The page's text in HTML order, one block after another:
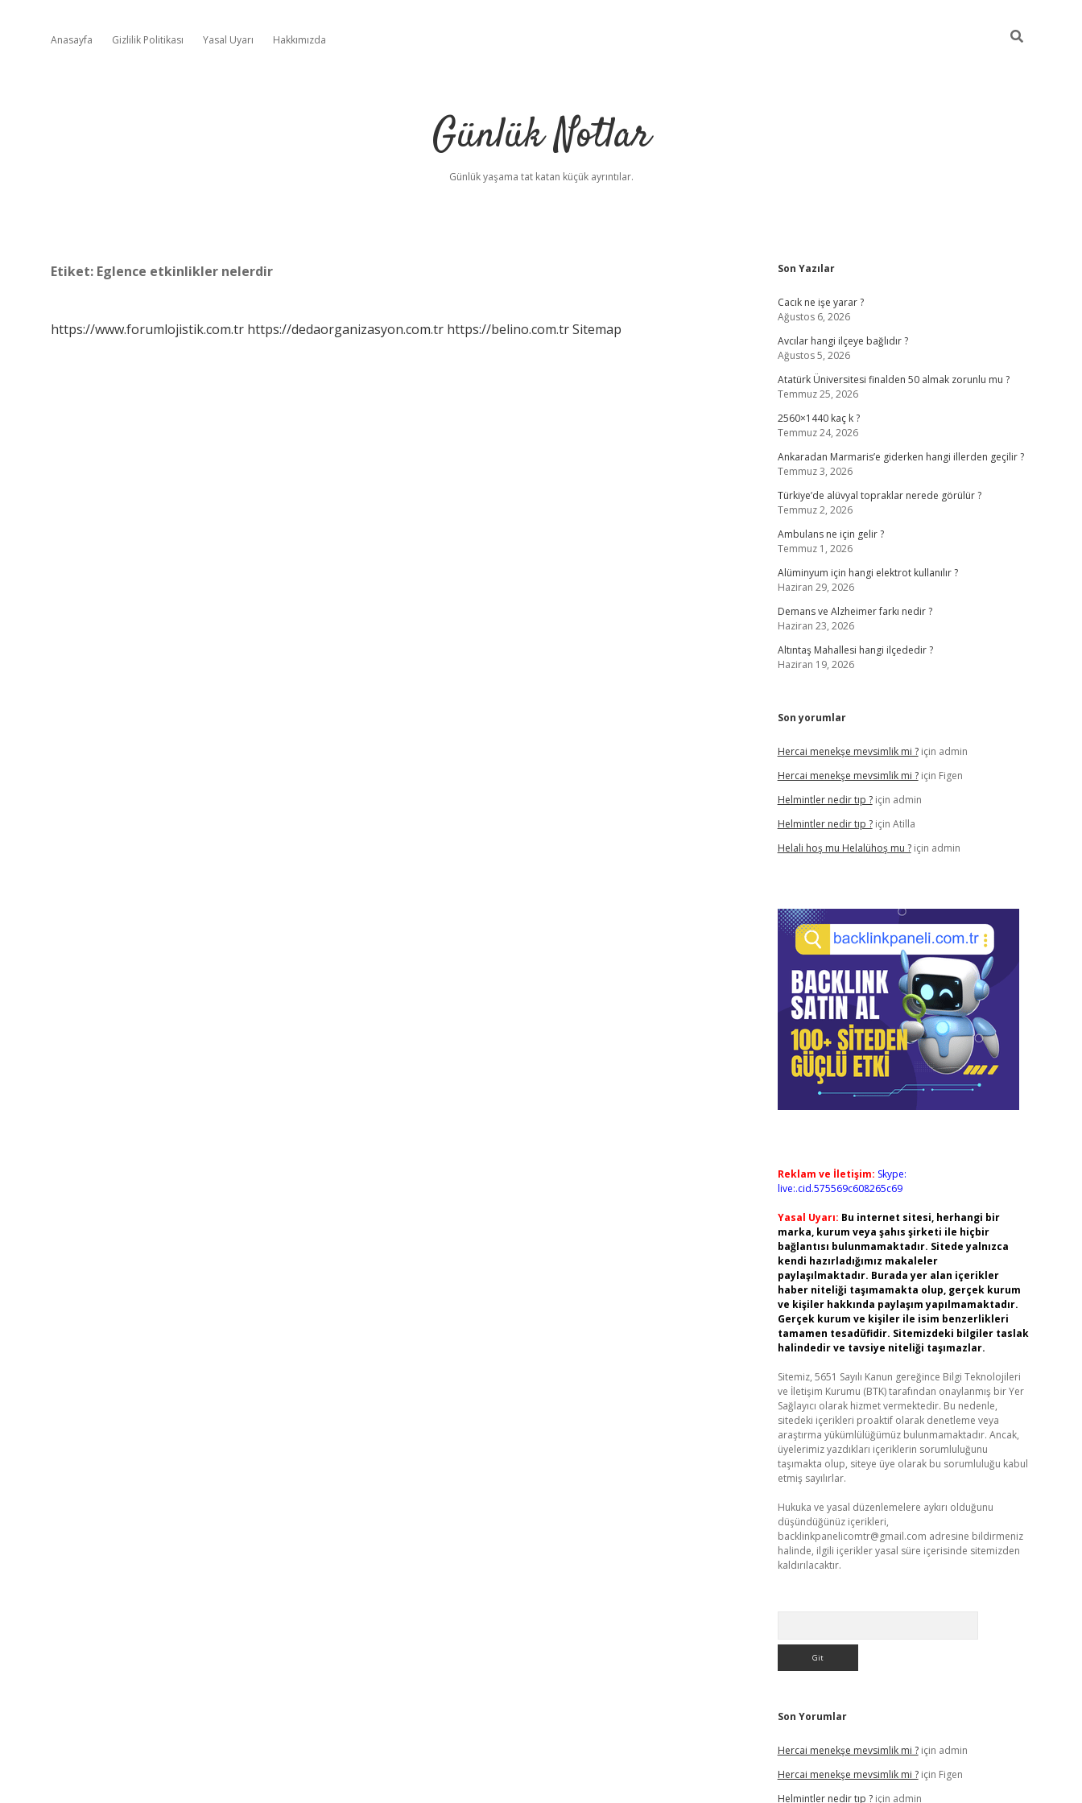
Anasayfa Gizlilik Politikası Yasal Uyarı Hakkımızda
Günlük Notlar
Günlük yaşama tat katan küçük ayrıntılar.
Etiket: Eglence etkinlikler nelerdir
https://www.forumlojistik.com.tr https://dedaorganizasyon.com.tr https://belino.com.trSitemap
Sidebar
Son Yazılar
Cacık ne işe yarar ?
Ağustos 6, 2026
Avcılar hangi ilçeye bağlıdır ?
Ağustos 5, 2026
Atatürk Üniversitesi finalden 50 almak zorunlu mu ?
Temmuz 25, 2026
2560×1440 kaç k ?
Temmuz 24, 2026
Ankaradan Marmaris’e giderken hangi illerden geçilir ?
Temmuz 3, 2026
Türkiye’de alüvyal topraklar nerede görülür ?
Temmuz 2, 2026
Ambulans ne için gelir ?
Temmuz 1, 2026
Alüminyum için hangi elektrot kullanılır ?
Haziran 29, 2026
Demans ve Alzheimer farkı nedir ?
Haziran 23, 2026
Altıntaş Mahallesi hangi ilçededir ?
Haziran 19, 2026
Son yorumlar
Hercai menekşe mevsimlik mi ?için admin
Hercai menekşe mevsimlik mi ?için Figen
Helmintler nedir tıp ?için admin
Helmintler nedir tıp ?için Atilla
Helali hoş mu Helalühoş mu ?için admin
Reklam ve İletişim: Skype:
live:.cid.575569c608265c69
Yasal Uyarı: Bu internet sitesi, herhangi bir
marka, kurum veya şahıs şirketi ile hiçbir
bağlantısı bulunmamaktadır. Sitede yalnızca
kendi hazırladığımız makaleler
paylaşılmaktadır. Burada yer alan içerikler
haber niteliği taşımamakta olup, gerçek kurum
ve kişiler hakkında paylaşım yapılmamaktadır.
Gerçek kurum ve kişiler ile isim benzerlikleri
tamamen tesadüfidir. Sitemizdeki bilgiler taslak
halindedir ve tavsiye niteliği taşımazlar.
Sitemiz, 5651 Sayılı Kanun gereğince Bilgi Teknolojileri
ve İletişim Kurumu (BTK) tarafından onaylanmış bir Yer
Sağlayıcı olarak hizmet vermektedir. Bu nedenle,
sitedeki içerikleri proaktif olarak denetleme veya
araştırma yükümlülüğümüz bulunmamaktadır. Ancak,
üyelerimiz yazdıkları içeriklerin sorumluluğunu
taşımakta olup, siteye üye olarak bu sorumluluğu kabul
etmiş sayılırlar.
Hukuka ve yasal düzenlemelere aykırı olduğunu
düşündüğünüz içerikleri,
backlinkpanelicomtr@gmail.com adresine bildirmeniz
halinde, ilgili içerikler yasal süre içerisinde sitemizden
kaldırılacaktır.
Son Yorumlar
Hercai menekşe mevsimlik mi ?için admin
Hercai menekşe mevsimlik mi ?için Figen
Helmintler nedir tıp ?için admin